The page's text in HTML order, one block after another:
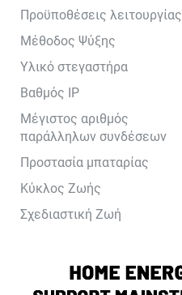
Προϋποθέσεις λειτουργίας
Μέθοδος Ψύξης
Υλικό στεγαστήρα
Βαθμός IP
Μέγιστος αριθμός
παράλληλων συνδέσεων
Προστασία μπαταρίας
Κύκλος Ζωής
Σχεδιαστική Ζωή